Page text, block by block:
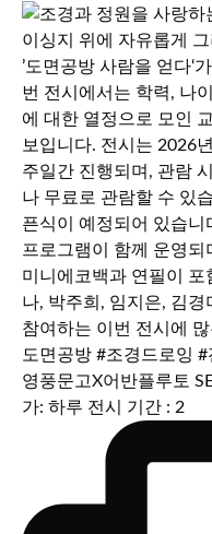
영풍문고X어반플루토
가: 하루 전시 기간 : 2